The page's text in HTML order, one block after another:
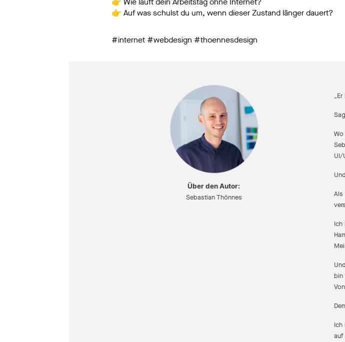
👉 Auf was schulst du um, wenn dieser Zustand länger dauert?
#internet #webdesign #thoennesdesign
Über den Autor:
Sebastian Thönnes
UI/
Als
Ich
bin
Ich
auf